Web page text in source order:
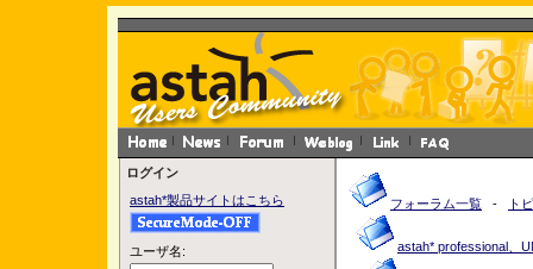
ログイン
astah*製品サイトはこちら
ユーザ名:
フォーラム一覧 - ト
astah* professional、